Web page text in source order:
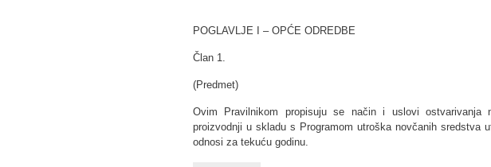
POGLAVLJE I – OPĆE ODREDBE
Član 1.
(Predmet)
Ovim Pravilnikom propisuju se način i uslovi ostvarivanja
proizvodnji u skladu s Programom utroška novčanih sredstva
odnosi za tekuću godinu.